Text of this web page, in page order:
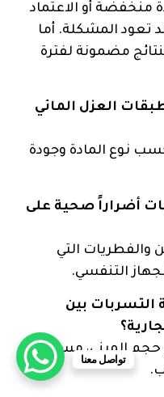
منخفضة أو الاعتماد
تعود المشكلة. أما
مضمونة لفترة
العزل المائي
بين 10 – 15 سنة حسب نوع المادة وجودة
أضراراً صحية على
والفطريات التي
التنفسي.
التسربات بين
حجم المبنى، مساحة
تواصل معنا